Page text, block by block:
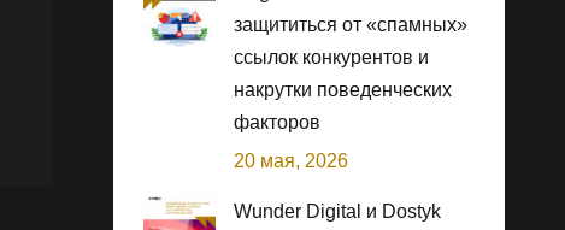
защититься от «спамных»
ссылок конкурентов и
накрутки поведенческих
факторов
20 мая, 2026
Wunder Digital и Dostyk